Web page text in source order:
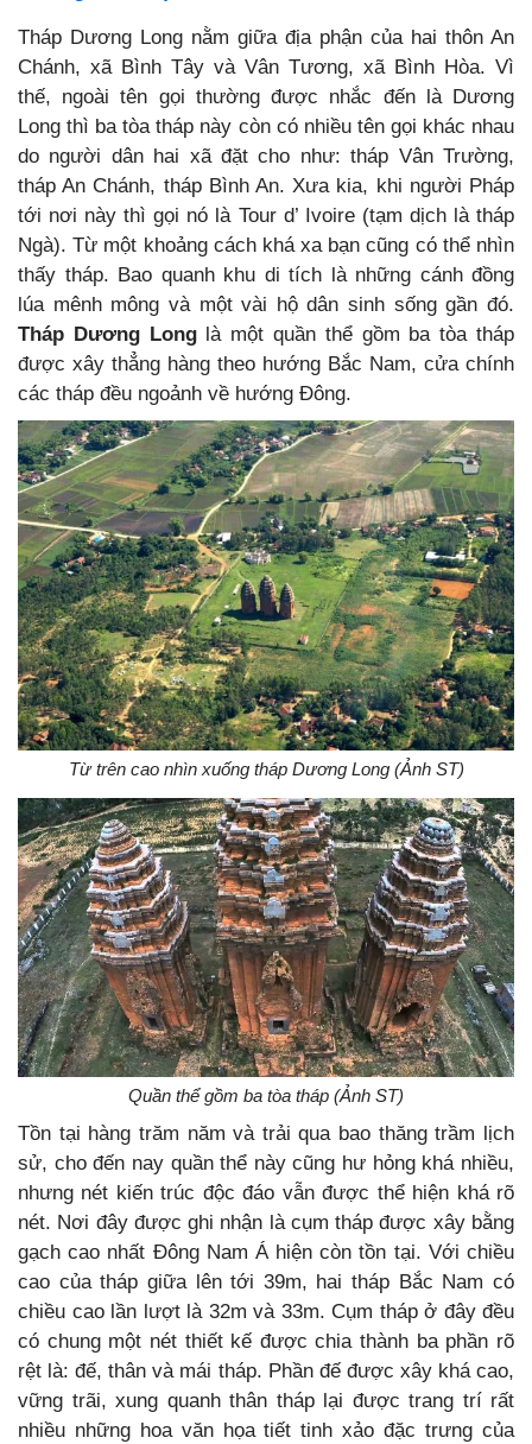
Tháp Dương Long nằm giữa địa phận của hai thôn An
Chánh, xã Bình Tây và Vân Tương, xã Bình Hòa. Vì
thế, ngoài tên gọi thường được nhắc đến là Dương
Long thì ba tòa tháp này còn có nhiều tên gọi khác nhau
do người dân hai xã đặt cho như: tháp Vân Trường,
tháp An Chánh, tháp Bình An. Xưa kia, khi người Pháp
tới nơi này thì gọi nó là Tour d’ Ivoire (tạm dịch là tháp
Ngà). Từ một khoảng cách khá xa bạn cũng có thể nhìn
thấy tháp. Bao quanh khu di tích là những cánh đồng
lúa mênh mông và một vài hộ dân sinh sống gần đó.
Tháp Dương Longlà một quần thể gồm ba tòa tháp
được xây thẳng hàng theo hướng Bắc Nam, cửa chính
các tháp đều ngoảnh về hướng Đông.
Từ trên cao nhìn xuống tháp Dương Long (Ảnh ST)
Quần thể gồm ba tòa tháp (Ảnh ST)
Tồn tại hàng trăm năm và trải qua bao thăng trầm lịch
sử, cho đến nay quần thể này cũng hư hỏng khá nhiều,
nhưng nét kiến trúc độc đáo vẫn được thể hiện khá rõ
nét. Nơi đây được ghi nhận là cụm tháp được xây bằng
gạch cao nhất Đông Nam Á hiện còn tồn tại. Với chiều
cao của tháp giữa lên tới 39m, hai tháp Bắc Nam có
chiều cao lần lượt là 32m và 33m. Cụm tháp ở đây đều
có chung một nét thiết kế được chia thành ba phần rõ
rệt là: đế, thân và mái tháp. Phần đế được xây khá cao,
vững trãi, xung quanh thân tháp lại được trang trí rất
nhiều những hoa văn họa tiết tinh xảo đặc trưng của